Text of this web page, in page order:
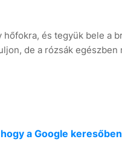
hőfokra, és tegyük bele a
de a rózsák egészben
a Google